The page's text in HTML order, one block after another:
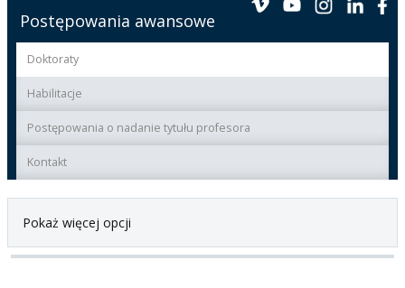
Postępowania awansowe
Doktoraty
Habilitacje
Postępowania o nadanie tytułu profesora
Kontakt
Pokaż więcej opcji